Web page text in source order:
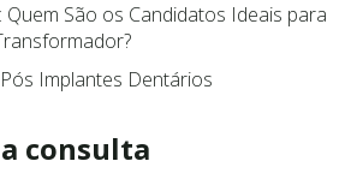
São os Candidatos Ideais para
Implantes Dentários
consulta